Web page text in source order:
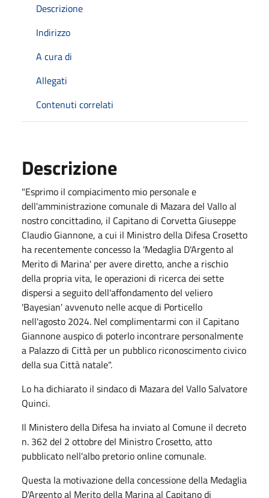
Descrizione
Indirizzo
A cura di
Allegati
Contenuti correlati
Descrizione
"Esprimo il compiacimento mio personale e
dell'amministrazione comunale di Mazara del Vallo al
nostro concittadino, il Capitano di Corvetta Giuseppe
Claudio Giannone, a cui il Ministro della Difesa Crosetto
ha recentemente concesso la 'Medaglia D'Argento al
Merito di Marina' per avere diretto, anche a rischio
della propria vita, le operazioni di ricerca dei sette
dispersi a seguito dell'affondamento del veliero
'Bayesian' avvenuto nelle acque di Porticello
nell'agosto 2024. Nel complimentarmi con il Capitano
Giannone auspico di poterlo incontrare personalmente
a Palazzo di Città per un pubblico riconoscimento civico
della sua Città natale".
Lo ha dichiarato il sindaco di Mazara del Vallo Salvatore
Quinci.
Il Ministero della Difesa ha inviato al Comune il decreto
n. 362 del 2 ottobre del Ministro Crosetto, atto
pubblicato nell'albo pretorio online comunale.
Questa la motivazione della concessione della Medaglia
D'Argento al Merito della Marina al Capitano di